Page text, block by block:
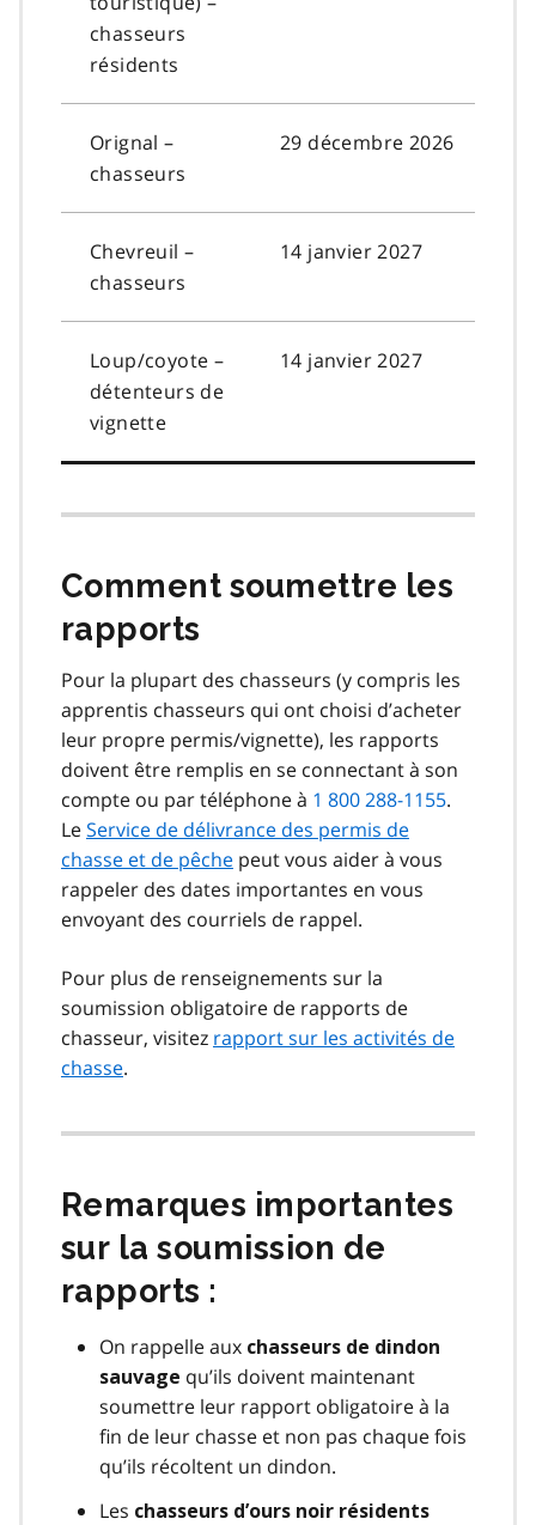
chasseurs
résidents
Orignal –
chasseurs
29 décembre 2026
Chevreuil –
chasseurs
14 janvier 2027
Loup/coyote –
détenteurs de
vignette
14 janvier 2027
Comment soumettre les
rapports
Pour la plupart des chasseurs (y compris les
apprentis chasseurs qui ont choisi d’acheter
leur propre permis/vignette), les rapports
doivent être remplis en se connectant à son
compte ou par téléphone à 1 800 288-1155.
LeService de délivrance des permis de
chasse et de pêche peut vous aider à vous
rappeler des dates importantes en vous
envoyant des courriels de rappel.
Pour plus de renseignements sur la
soumission obligatoire de rapports de
chasseur, visitez rapport sur les activités de
chasse.
Remarques importantes
sur la soumission de
rapports :
On rappelle aux chasseurs de dindon
sauvage qu’ils doivent maintenant
soumettre leur rapport obligatoire à la
fin de leur chasse et non pas chaque fois
qu’ils récoltent un dindon.
Les chasseurs d’ours noir résidents